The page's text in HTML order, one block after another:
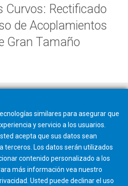
Curvos: Rectificado
de Acoplamientos
Gran Tamaño
similares para asegurar que
y servicio a los usuarios.
acepta que sus datos sean
terceros. Los datos serán utilizados
contenido personalizado a los
más información vea nuestro
. Usted puede declinarel uso